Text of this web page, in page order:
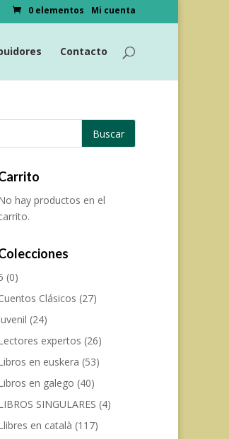
Mi cuenta
0 elementos
Contacto
hay productos en el
(0)
Clásicos (27)
(24)
expertos (26)
en euskera (53)
en galego (40)
SINGULARES (4)
en català (117)